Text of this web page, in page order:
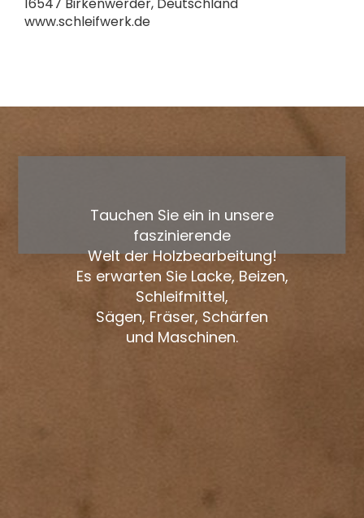
www.schleifwerk.de
Tauchen Sie ein in unsere
faszinierende
Welt der Holzbearbeitung!
Es erwarten Sie Lacke, Beizen,
Schleifmittel,
Sägen, Fräser, Schärfen
und Maschinen.